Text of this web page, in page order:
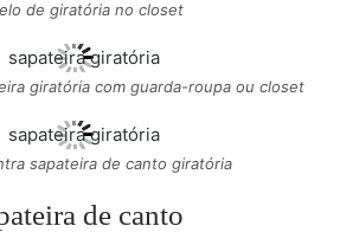
de giratória no closet
giratória com guarda-roupa ou closet
sapateira de canto giratória
de canto